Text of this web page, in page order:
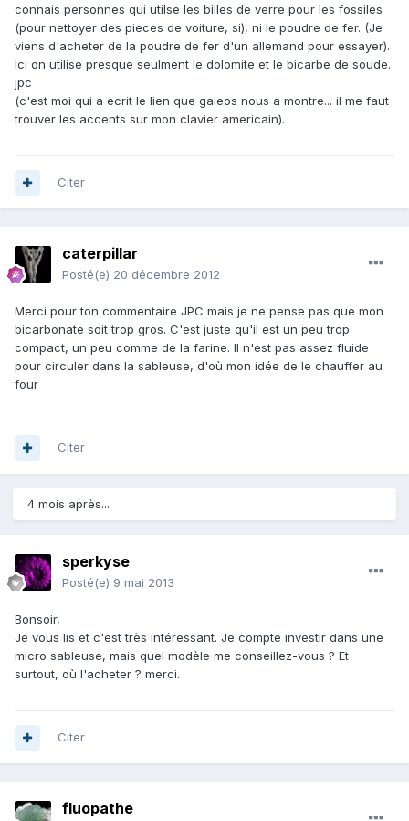
connais personnes qui utilse les billes de verre pour les fossiles
(pour nettoyer des pieces de voiture, si), ni le poudre de fer. (Je
viens d'acheter de la poudre de fer d'un allemand pour essayer).
Ici on utilise presque seulment le dolomite et le bicarbe de soude.
jpc
(c'est moi qui a ecrit le lien que galeos nous a montre... il me faut
trouver les accents sur mon clavier americain).
Citer
caterpillar
Posté(e) 20 décembre 2012
Merci pour ton commentaire JPC mais je ne pense pas que mon
bicarbonate soit trop gros. C'est juste qu'il est un peu trop
compact, un peu comme de la farine. Il n'est pas assez fluide
pour circuler dans la sableuse, d'où mon idée de le chauffer au
four
Citer
4 mois après...
sperkyse
Posté(e) 9 mai 2013
Bonsoir,
Je vous lis et c'est très intéressant. Je compte investir dans une
micro sableuse, mais quel modèle me conseillez-vous ? Et
surtout, où l'acheter ? merci.
Citer
fluopathe